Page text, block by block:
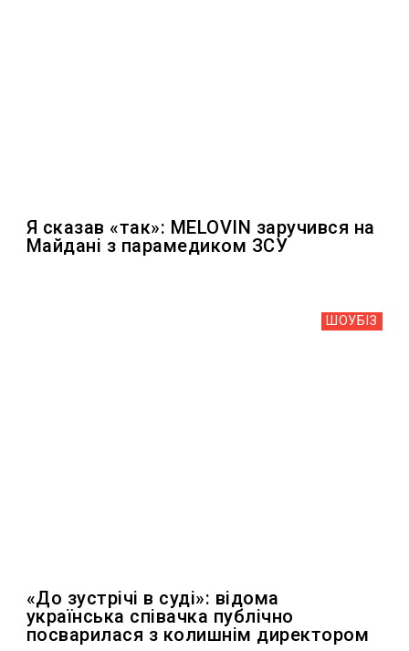
Я сказав «так»: MELOVIN заручився на
Майдані з парамедиком ЗСУ
ШОУБIЗ
«До зустрічі в суді»: відома
українська співачка публічно
посварилася з колишнім директором